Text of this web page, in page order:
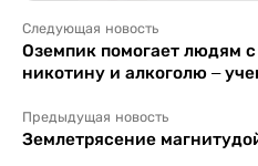
Следующая новость
Оземпик помогает людям
никотину и алкоголю –
Предыдущая новость
Землетрясение